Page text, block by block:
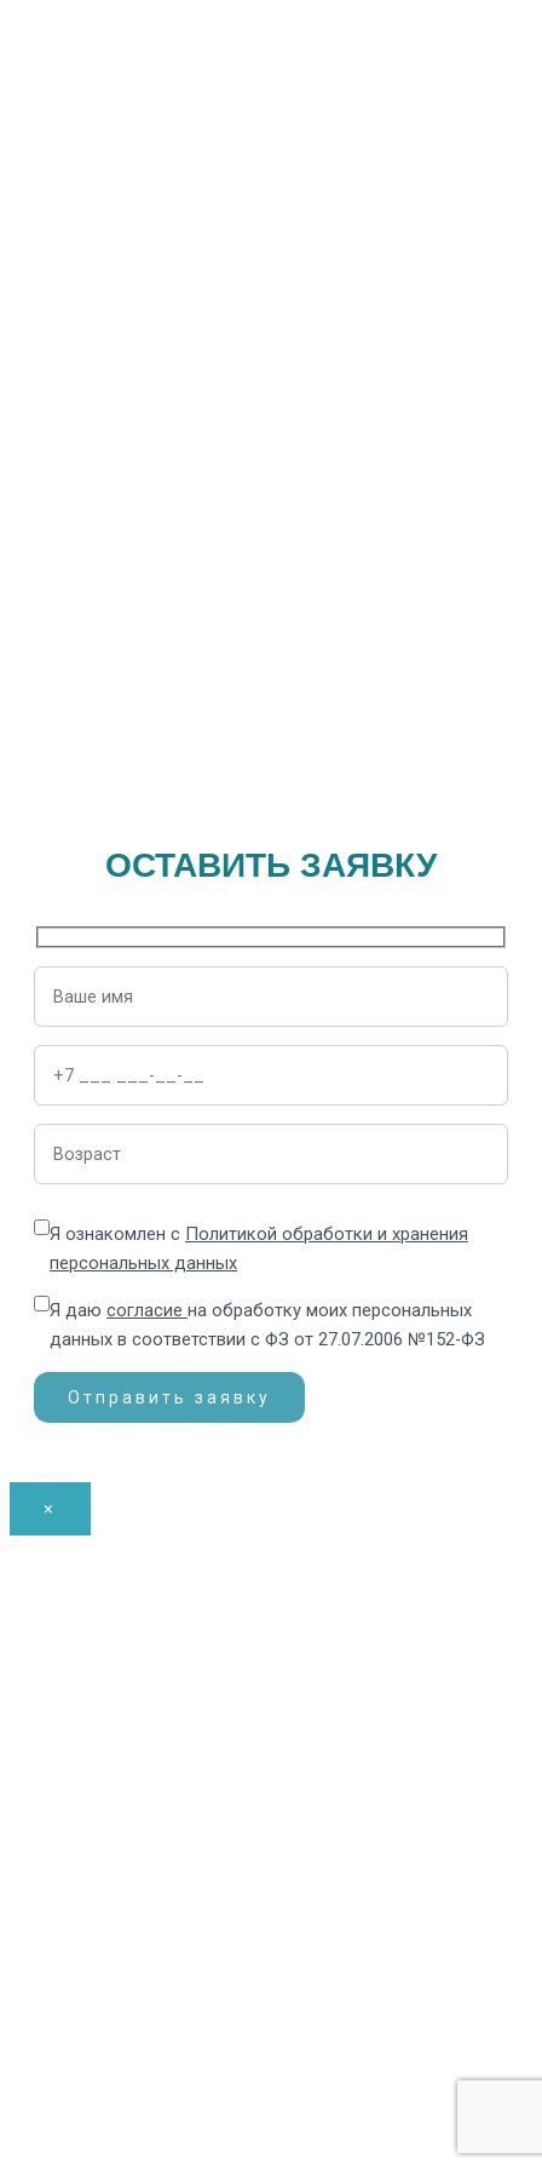
ОСТАВИТЬ ЗАЯВКУ
Я ознакомлен с Политикой обработки и хранения
персональных данных
Я даю согласие на обработку моих персональных
данных в соответствии с ФЗ от 27.07.2006 №152-ФЗ
×